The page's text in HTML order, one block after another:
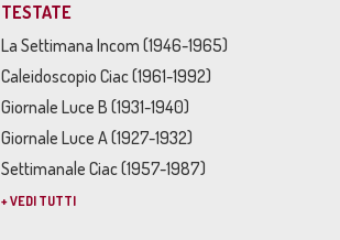
TESTATE
La Settimana Incom (1946-1965)
Caleidoscopio Ciac (1961-1992)
Giornale Luce B (1931-1940)
Giornale Luce A (1927-1932)
Settimanale Ciac (1957-1987)
+ VEDI TUTTI